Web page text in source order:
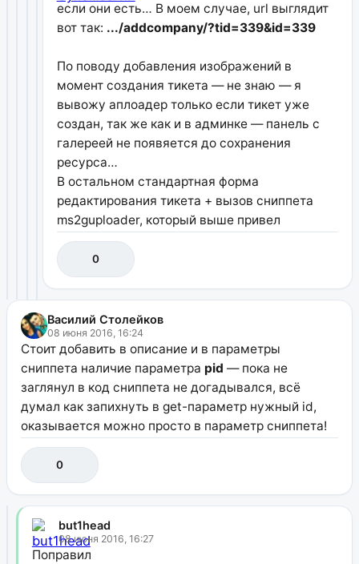
если они есть… В моем случае, url выглядит
вот так: .../addcompany/?tid=339&id=339
По поводу добавления изображений в
момент создания тикета — не знаю — я
вывожу аплоадер только если тикет уже
создан, так же как и в админке — панель с
галереей не появяется до сохранения
ресурса…
В остальном стандартная форма
редактирования тикета + вызов сниппета
ms2guploader, который выше привел
0
Василий Столейков
08 июня 2016, 16:24
Стоит добавить в описание и в параметры
сниппета наличие параметра pid — пока не
заглянул в код сниппета не догадывался, всё
думал как запихнуть в get-параметр нужный id,
оказывается можно просто в параметр сниппета!
0
but1head
08 июня 2016, 16:27
Поправил